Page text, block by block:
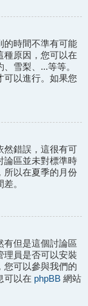
的時間不準有可能
種原因，您可以在
雪梨、...等等。
可以進行。如果您
然錯誤，這很有可
論區並未對標準時
所以在夏季的月份
。
有但是這個討論區
理員是否可以安裝
您可以參與我們的
可以在 phpBB 網站